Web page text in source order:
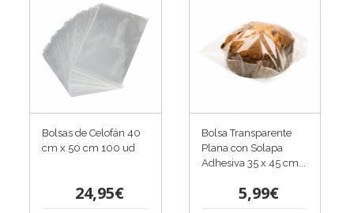
Bolsas de Celofán 40
cm x 50 cm 100 ud
24,95€
Bolsa Transparente
Plana con Solapa
Adhesiva 35 x 45 cm...
5,99€